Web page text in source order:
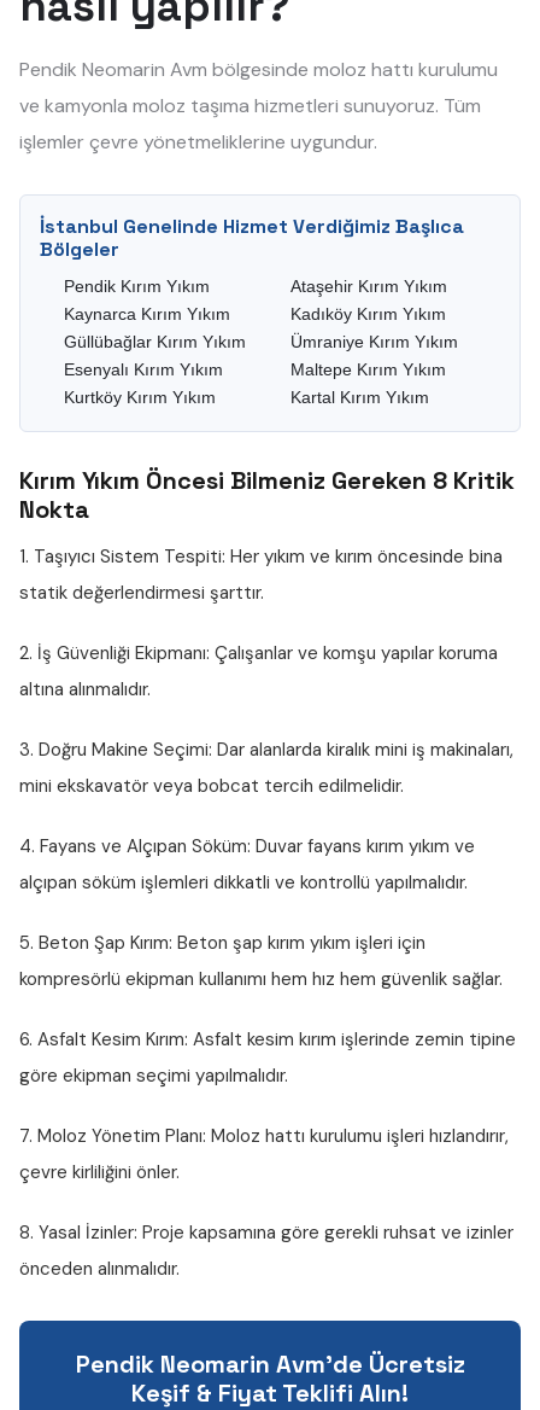
Pendik Neomarin Avm bölgesinde moloz hattı kurulumu
ve kamyonla moloz taşıma hizmetleri sunuyoruz. Tüm
işlemler çevre yönetmeliklerine uygundur.
İstanbul Genelinde Hizmet Verdiğimiz Başlıca
Bölgeler
Pendik Kırım Yıkım
Kaynarca Kırım Yıkım
Güllübağlar Kırım Yıkım
Esenyalı Kırım Yıkım
Kurtköy Kırım Yıkım
Ataşehir Kırım Yıkım
Kadıköy Kırım Yıkım
Ümraniye Kırım Yıkım
Maltepe Kırım Yıkım
Kartal Kırım Yıkım
Kırım Yıkım Öncesi Bilmeniz Gereken 8 Kritik
Nokta
1. Taşıyıcı Sistem Tespiti: Her yıkım ve kırım öncesinde bina
statik değerlendirmesi şarttır.
2. İş Güvenliği Ekipmanı: Çalışanlar ve komşu yapılar koruma
altına alınmalıdır.
3. Doğru Makine Seçimi: Dar alanlarda kiralık mini iş makinaları,
mini ekskavatör veya bobcat tercih edilmelidir.
4. Fayans ve Alçıpan Söküm: Duvar fayans kırım yıkım ve
alçıpan söküm işlemleri dikkatli ve kontrollü yapılmalıdır.
5. Beton Şap Kırım: Beton şap kırım yıkım işleri için
kompresörlü ekipman kullanımı hem hız hem güvenlik sağlar.
6. Asfalt Kesim Kırım: Asfalt kesim kırım işlerinde zemin tipine
göre ekipman seçimi yapılmalıdır.
7. Moloz Yönetim Planı: Moloz hattı kurulumu işleri hızlandırır,
çevre kirliliğini önler.
8. Yasal İzinler: Proje kapsamına göre gerekli ruhsat ve izinler
önceden alınmalıdır.
Pendik Neomarin Avm'de Ücretsiz
Keşif & Fiyat Teklifi Alın!